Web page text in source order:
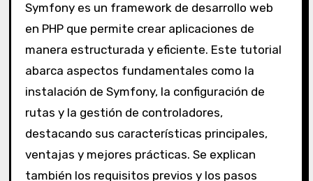
Symfony es un framework de desarrollo web
en PHP que permite crear aplicaciones de
manera estructurada y eficiente. Este tutorial
abarca aspectos fundamentales como la
instalación de Symfony, la configuración de
rutas y la gestión de controladores,
destacando sus características principales,
ventajas y mejores prácticas. Se explican
también los requisitos previos y los pasos